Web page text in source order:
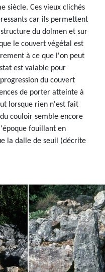
siècle. Ces vieux clichés
car ils permettent
du dolmen et sur
le couvert végétal est
à ce que l'on peut
est valable pour
du couvert
de porter atteinte à
lorsque rien n'est fait
couloir semble encore
fouillant en
la dalle de seuil (décrite